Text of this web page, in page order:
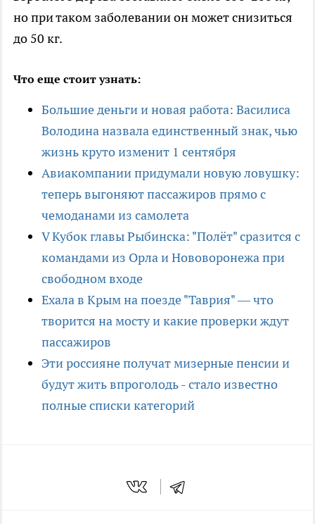
но при таком заболевании он может снизиться
до 50 кг.
Что еще стоит узнать:
Большие деньги и новая работа: Василиса
Володина назвала единственный знак, чью
жизнь круто изменит 1 сентября
Авиакомпании придумали новую ловушку:
теперь выгоняют пассажиров прямо с
чемоданами из самолета
V Кубок главы Рыбинска: "Полёт" сразится с
командами из Орла и Нововоронежа при
свободном входе
Ехала в Крым на поезде "Таврия" — что
творится на мосту и какие проверки ждут
пассажиров
Эти россияне получат мизерные пенсии и
будут жить впроголодь - стало известно
полные списки категорий